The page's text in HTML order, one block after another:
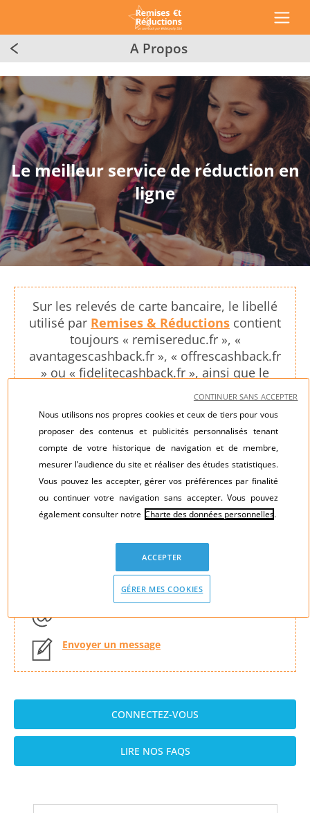
A Propos
Le meilleur service de réduction en
ligne
Sur les relevés de carte bancaire, le libellé
utilisé par Remises & Réductions contient
toujours « remisereduc.fr », «
avantagescashback.fr », « offrescashback.fr
» ou « fidelitecashback.fr », ainsi que le
Remises & Réductions est un service payant
après la période d'essai proposant des
avantages exclusifs chez les plus grands e-
Marchands français.
Faites des économies sur vos achats en
ligne. Ne ratez pas cette occasion !
Lundi - Vendredi 09h00 - 21h00 Samedi 10h00 - 17h00
Hors jours fériés
Envoyer un message
CONNECTEZ-VOUS
LIRE NOS FAQS
Nous utilisons nos propres cookies et ceux de tiers pour vous
proposer des contenus et publicités personnalisés tenant
compte de votre historique de navigation et de membre,
mesurer l’audience du site et réaliser des études statistiques.
Vous pouvez les accepter, gérer vos préférences par finalité
ou continuer votre navigation sans accepter. Vous pouvez
également consulter notre Charte des données personnelles.
ACCEPTER
GÉRER MES COOKIES
CONTINUER SANS ACCEPTER